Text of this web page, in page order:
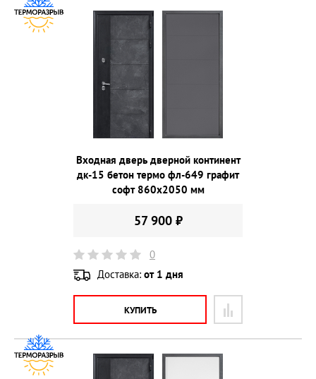
Входная дверь дверной континент
дк-15 бетон термо фл-649 графит
софт 860х2050 мм
57 900 ₽
0
Доставка: от 1 дня
КУПИТЬ